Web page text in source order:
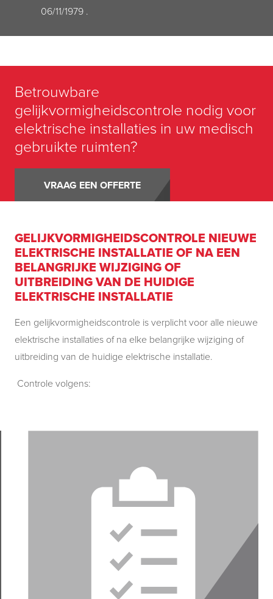
06/11/1979 .
Betrouwbare
gelijkvormigheidscontrole nodig voor
elektrische installaties in uw medisch
gebruikte ruimten?
VRAAG EEN OFFERTE
GELIJKVORMIGHEIDSCONTROLE NIEUWE
ELEKTRISCHE INSTALLATIE OF NA EEN
BELANGRIJKE WIJZIGING OF
UITBREIDING VAN DE HUIDIGE
ELEKTRISCHE INSTALLATIE
Een gelijkvormigheidscontrole is verplicht voor alle nieuwe
elektrische installaties of na elke belangrijke wijziging of
uitbreiding van de huidige elektrische installatie.
Controle volgens: